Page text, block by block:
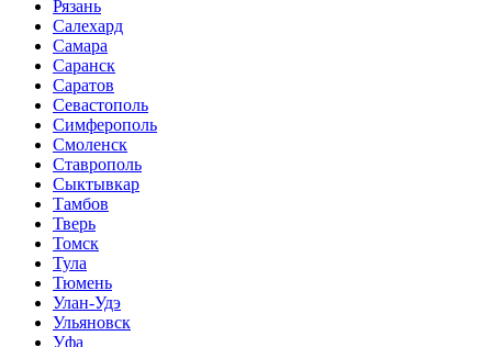
Рязань
Салехард
Самара
Саранск
Саратов
Севастополь
Симферополь
Смоленск
Ставрополь
Сыктывкар
Тамбов
Тверь
Томск
Тула
Тюмень
Улан-Удэ
Ульяновск
Уфа